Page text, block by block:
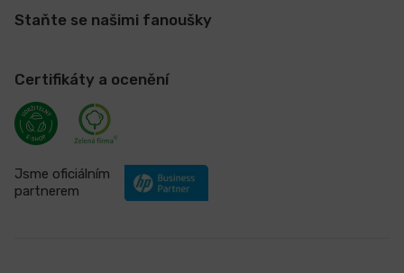
Staňte se našimi fanoušky
Certifikáty a ocenění
Jsme oficiálním
partnerem